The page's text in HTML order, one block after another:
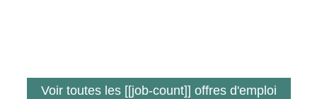
Voir toutes les [[job-count]] offres d'emploi